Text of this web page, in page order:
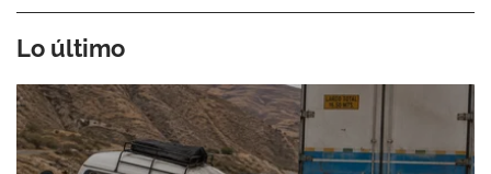
Lo último